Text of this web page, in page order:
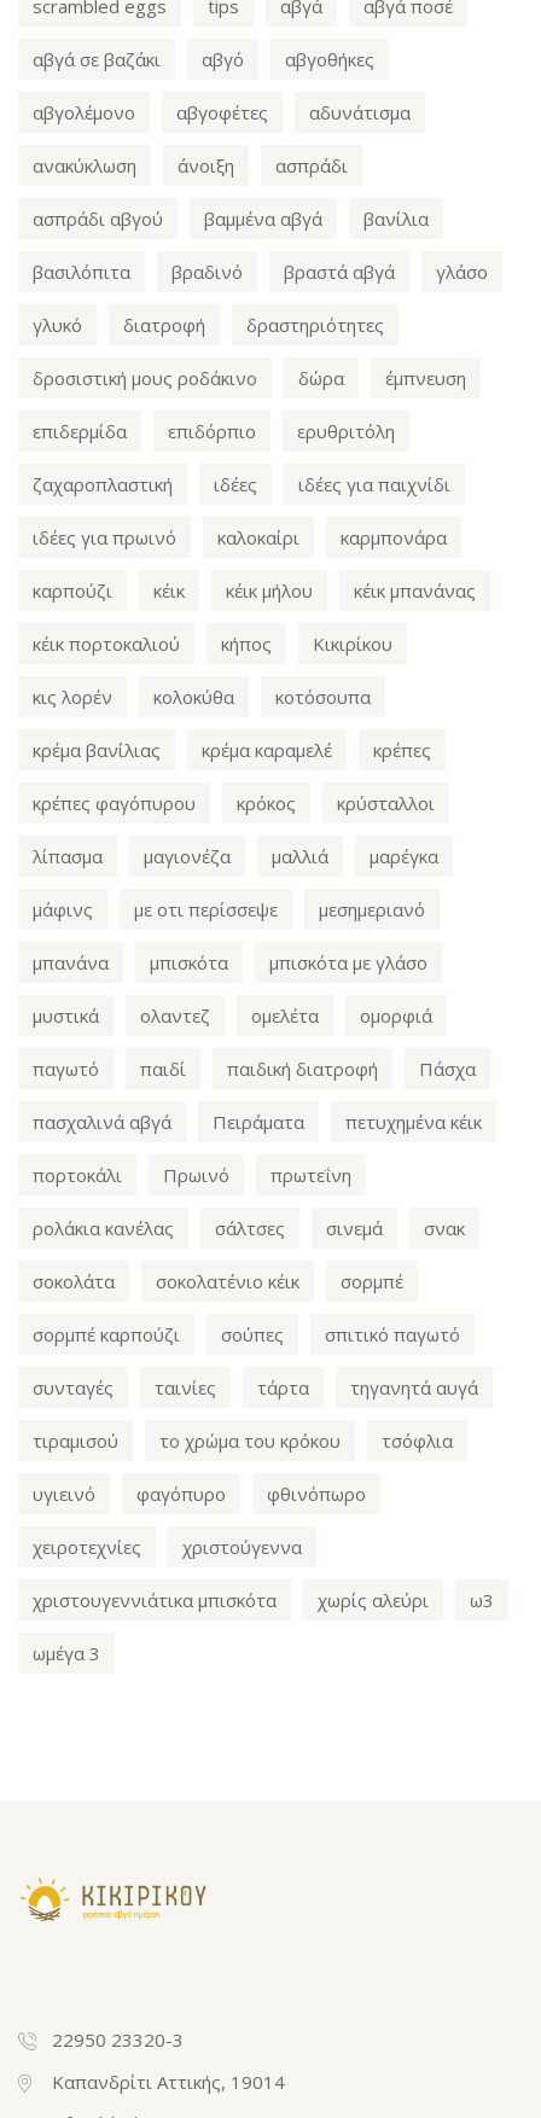
scrambled eggs tips αβγά αβγά ποσέ
αβγά σε βαζάκι αβγό αβγοθήκες
αβγολέμονο αβγοφέτες αδυνάτισμα
ανακύκλωση άνοιξη ασπράδι
ασπράδι αβγού βαμμένα αβγά βανίλια
βασιλόπιτα βραδινό βραστά αβγά γλάσο
γλυκό διατροφή δραστηριότητες
δροσιστική μους ροδάκινο δώρα έμπνευση
επιδερμίδα επιδόρπιο ερυθριτόλη
ζαχαροπλαστική ιδέες ιδέες για παιχνίδι
ιδέες για πρωινό καλοκαίρι καρμπονάρα
καρπούζι κέικ κέικ μήλου κέικ μπανάνας
κέικ πορτοκαλιού κήπος Κικιρίκου
κις λορέν κολοκύθα κοτόσουπα
κρέμα βανίλιας κρέμα καραμελέ κρέπες
κρέπες φαγόπυρου κρόκος κρύσταλλοι
λίπασμα μαγιονέζα μαλλιά μαρέγκα
μάφινς με οτι περίσσεψε μεσημεριανό
μπανάνα μπισκότα μπισκότα με γλάσο
μυστικά ολαντεζ ομελέτα ομορφιά
παγωτό παιδί παιδική διατροφή Πάσχα
πασχαλινά αβγά Πειράματα πετυχημένα κέικ
πορτοκάλι Πρωινό πρωτεΐνη
ρολάκια κανέλας σάλτσες σινεμά σνακ
σοκολάτα σοκολατένιο κέικ σορμπέ
σορμπέ καρπούζι σούπες σπιτικό παγωτό
συνταγές ταινίες τάρτα τηγανητά αυγά
τιραμισού το χρώμα του κρόκου τσόφλια
υγιεινό φαγόπυρο φθινόπωρο
χειροτεχνίες χριστούγεννα
χριστουγεννιάτικα μπισκότα χωρίς αλεύρι ω3
ωμέγα 3
22950 23320-3
Καπανδρίτι Αττικής, 19014